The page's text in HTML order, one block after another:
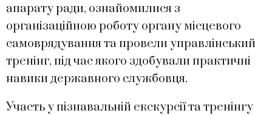
апарату ради, ознайомилися з
організаційною роботу органу місцевого
самоврядування та провели управлінський
тренінг, під час якого здобували практичні
навики державного службовця.
Участь у пізнавальній екскурсії та тренінгу